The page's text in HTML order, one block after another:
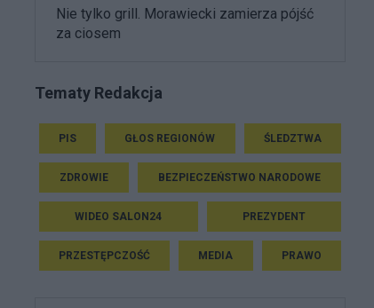
Nie tylko grill. Morawiecki zamierza pójść
za ciosem
Tematy Redakcja
PIS GŁOS REGIONÓW ŚLEDZTWA
ZDROWIE BEZPIECZEŃSTWO NARODOWE
WIDEO SALON24 PREZYDENT
PRZESTĘPCZOŚĆ MEDIA PRAWO